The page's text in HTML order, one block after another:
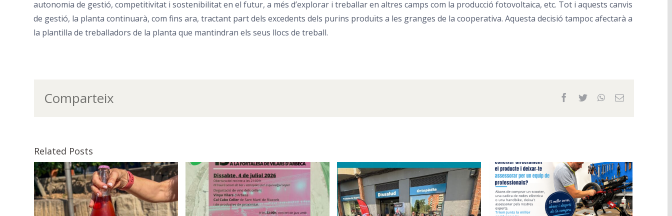
autonomia de gestió, competitivitat i sostenibilitat en el futur, a més d’explorar i treballar en altres camps com la producció fotovoltaica, etc. Tot i aquests canvis
de gestió, la planta continuarà, com fins ara, tractant part dels excedents dels purins produïts a les granges de la cooperativa. Aquesta decisió tampoc afectarà a
la plantilla de treballadors de la planta que mantindran els seus llocs de treball.
Comparteix Facebook
TwitterWhatsApp
Email
Related Posts